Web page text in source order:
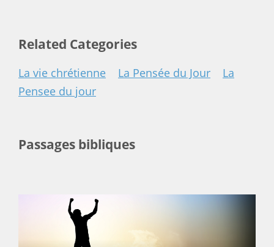
Related Categories
La vie chrétienne La Pensée du Jour
La
Pensee du jour
Passages bibliques